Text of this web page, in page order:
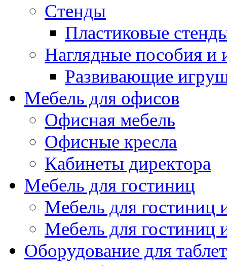
Стенды
Пластиковые
Наглядные пособия и
Развивающие
Мебель для офисов
Офисная мебель
Офисные кресла
Кабинеты директора
Мебель для гостиниц
Мебель для
Мебель для гостиниц
Оборудование для